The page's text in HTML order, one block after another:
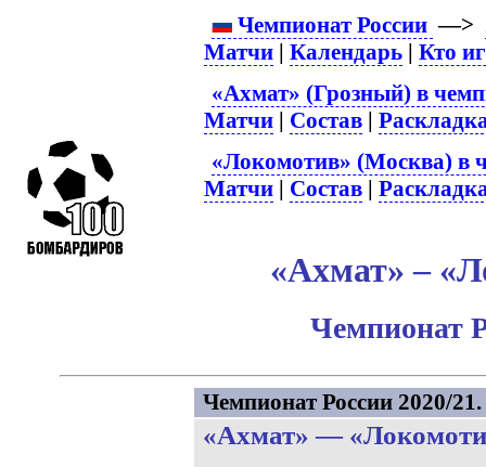
Чемпионат России —>
Матчи |Календарь |Кто
«Ахмат» (Грозный) в
Матчи | Состав |
«Локомотив» (Москва) в
Матчи | Состав |
«Ахмат» –
Чемпионат
Чемпионат России 2020/
«Ахмат» —